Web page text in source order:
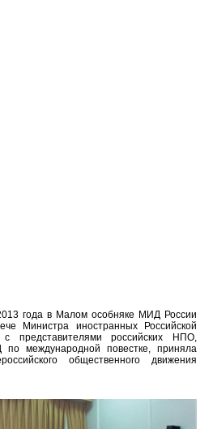
года в Малом особняке МИД России
Министра иностранных Российской
представителями российских НПО,
международной повестке, приняла
общественного движения